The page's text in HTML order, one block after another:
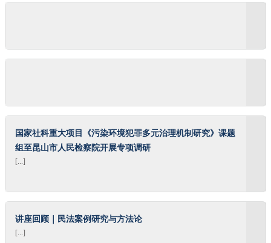
国家社科重大项目《污染环境犯罪多元治理机制研究》课题
组至昆山市人民检察院开展专项调研
[...]
讲座回顾｜民法案例研究与方法论
[...]